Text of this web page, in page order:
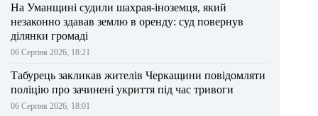
На Уманщині судили шахрая-іноземця, який
незаконно здавав землю в оренду: суд повернув
ділянки громаді
06 Серпня 2026, 18:21
Табурець закликав жителів Черкащини повідомляти
поліцію про зачинені укриття під час тривоги
06 Серпня 2026, 18:01